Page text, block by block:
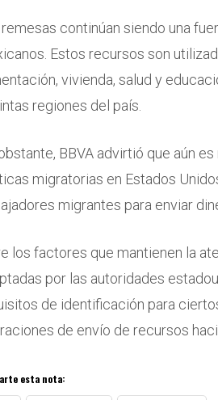
remesas continúan siendo una
Estos recursos son
vivienda, salud y
regiones del país.
BBVA advirtió que aún
migratorias en Estados
migrantes para enviar
los factores que mantienen la
por las autoridades
de identificación para
de envío de recursos
esta nota: